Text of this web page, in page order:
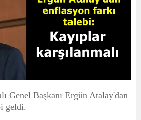
Genel Başkanı Ergün Atalay'dan
geldi.